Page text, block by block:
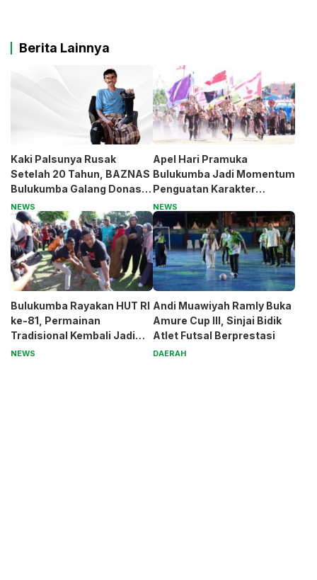
Berita Lainnya
Kaki Palsunya Rusak
Setelah 20 Tahun, BAZNAS
Bulukumba Galang Donasi
untuk Pak Pardi
NEWS
Apel Hari Pramuka
Bulukumba Jadi Momentum
Penguatan Karakter
Generasi Muda
NEWS
Bulukumba Rayakan HUT RI
ke-81, Permainan
Tradisional Kembali Jadi
Magnet
NEWS
Andi Muawiyah Ramly Buka
Amure Cup III, Sinjai Bidik
Atlet Futsal Berprestasi
DAERAH